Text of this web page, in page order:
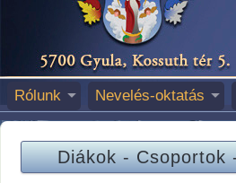
Rólunk Nevelés-oktatás
Diákok-Csoportok